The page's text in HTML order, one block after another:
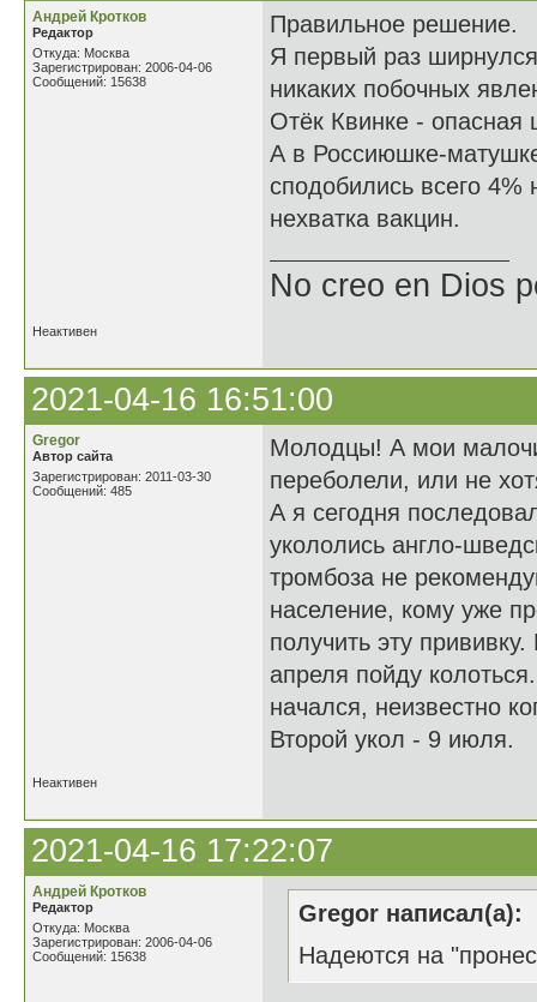
Андрей Кротков
Редактор
Откуда: Москва
Зарегистрирован: 2006-04-06
Сообщений: 15638
Правильное решение.
Я первый раз
никаких побочных
Отёк Квинке - опасная
А в Россиюшке-
сподобились всего
нехватка вакцин.
No creo en Dios
Неактивен
2021-04-16 16:51:00
Gregor
Автор сайта
Зарегистрирован: 2011-03-30
Сообщений: 485
Молодцы! А мои
переболели, или не
А я сегодня
укололись англо-
тромбоза не
население, кому уже
получить эту
апреля пойду
начался, неизвестно
Второй укол - 9 июля.
Неактивен
2021-04-16 17:22:07
Андрей Кротков
Редактор
Откуда: Москва
Зарегистрирован: 2006-04-06
Сообщений: 15638
Gregor написал(а):
Надеются на